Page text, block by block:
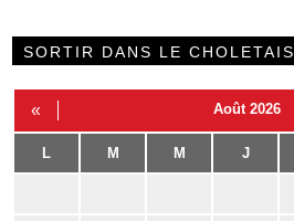
SORTIR DANS LE CHOLETAIS
« Août 2026
L M M J